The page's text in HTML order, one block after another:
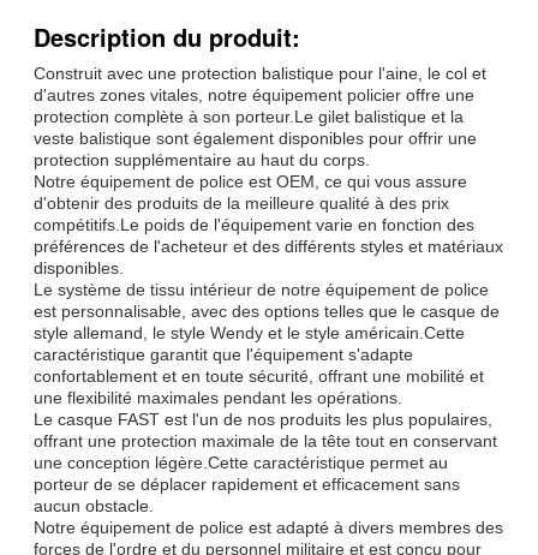
Description du produit:
Construit avec une protection balistique pour l'aine, le col et
d'autres zones vitales, notre équipement policier offre une
protection complète à son porteur.Le gilet balistique et la
veste balistique sont également disponibles pour offrir une
protection supplémentaire au haut du corps.
Notre équipement de police est OEM, ce qui vous assure
d'obtenir des produits de la meilleure qualité à des prix
compétitifs.Le poids de l'équipement varie en fonction des
préférences de l'acheteur et des différents styles et matériaux
disponibles.
Le système de tissu intérieur de notre équipement de police
est personnalisable, avec des options telles que le casque de
style allemand, le style Wendy et le style américain.Cette
caractéristique garantit que l'équipement s'adapte
confortablement et en toute sécurité, offrant une mobilité et
une flexibilité maximales pendant les opérations.
Le casque FAST est l'un de nos produits les plus populaires,
offrant une protection maximale de la tête tout en conservant
une conception légère.Cette caractéristique permet au
porteur de se déplacer rapidement et efficacement sans
aucun obstacle.
Notre équipement de police est adapté à divers membres des
forces de l'ordre et du personnel militaire et est conçu pour